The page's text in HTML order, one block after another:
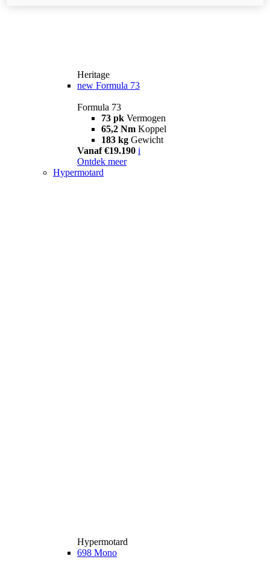
Heritage
new Formula 73
Formula 73
73 pk Vermogen
65,2 Nm Koppel
183 kg Gewicht
Vanaf €19.190 i
Ontdek meer
Hypermotard
Hypermotard
698 Mono